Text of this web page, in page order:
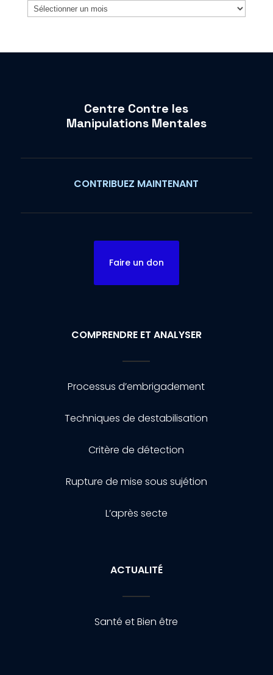
Archives
Centre Contre les
Manipulations Mentales
CONTRIBUEZ MAINTENANT
Faire un don
COMPRENDRE ET ANALYSER
Processus d’embrigadement
Techniques de destabilisation
Critère de détection
Rupture de mise sous sujétion
L’après secte
ACTUALITÉ
Santé et Bien être